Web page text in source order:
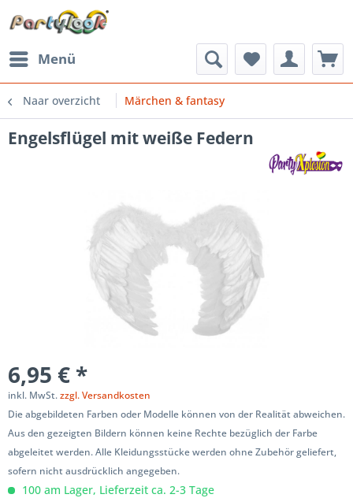
Menü
Naar overzicht Märchen & fantasy
Engelsflügel mit weiße Federn
6,95 € *
inkl. MwSt.zzgl. Versandkosten
Die abgebildeten Farben oder Modelle können von der Realität abweichen.
Aus den gezeigten Bildern können keine Rechte bezüglich der Farbe
abgeleitet werden. Alle Kleidungsstücke werden ohne Zubehör geliefert,
sofern nicht ausdrücklich angegeben.
100 am Lager, Lieferzeit ca. 2-3 Tage